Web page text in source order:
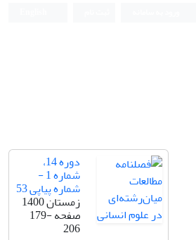
دوره 14،
شماره 1 -
شماره پیاپی 53
زمستان 1400
صفحه179-
206